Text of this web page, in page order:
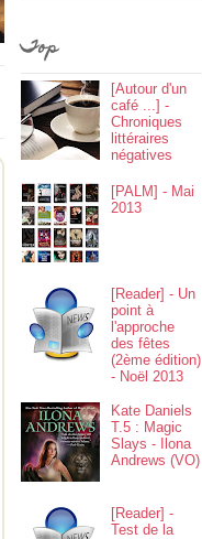
Top
[Autour d'un
café ...] -
Chroniques
littéraires
négatives
[PALM] - Mai
2013
[Reader] - Un
point à
l'approche
des fêtes
(2ème édition)
- Noël 2013
Kate Daniels
T.5 : Magic
Slays - Ilona
Andrews (VO)
[Reader] -
Test de la